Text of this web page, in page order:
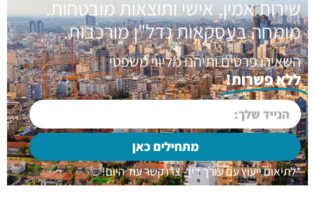
שירות אמין, אישי ותוצאות מובטחות.
מומחה בעסקאות נדל"ן מורכבות.
השאירו פרטים ותיהנו מליווי משפטי
ללא פשרות!
מתחילים כאן
*לתיאום ייעוץ עם עורך דין - צרו קשר עוד היום!